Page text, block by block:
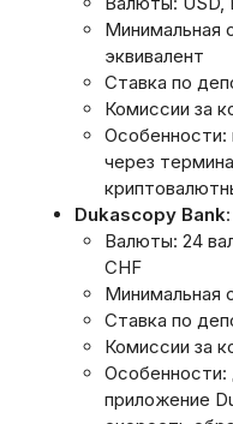
Минимальная
эквивалент
Ставка по
Комиссии за
Особенности:
через
Dukascopy Bank:
Валюты: 24
CHF
Минимальная
Ставка по
Комиссии за
Особенности:
приложение